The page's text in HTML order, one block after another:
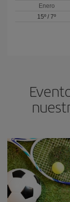
Enero
15º /7º